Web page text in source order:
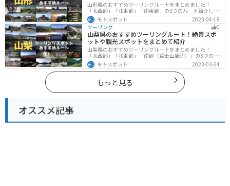
山形県のおすすめツーリングルートをまとめました！
「北西部」「北東部」「南東部」の3つのルート紹介しま
す。豊かな自然と歴史的な観光スポット、山と海どちら
も堪能できるスポットが多数あります。バイクで山形県
にツーリングに行く際は参考にしてください。
モトスポット
2023-04-18
ツーリング
0
山梨県のおすすめツーリングルート！絶景スポ
ットや観光スポットをまとめて紹介
山梨県のおすすめツーリングルートをまとめました！
「北西部」「北東部」「南部（富士山周辺）」の3つのル
ート紹介します。富士山を中心に自然豊かな景色や食事
を楽しめるスポットが多数あります。バイクで山梨県に
ツーリングに行く際は参考にしてください。
モトスポット 2023-03-24
もっと見る
オススメ記事